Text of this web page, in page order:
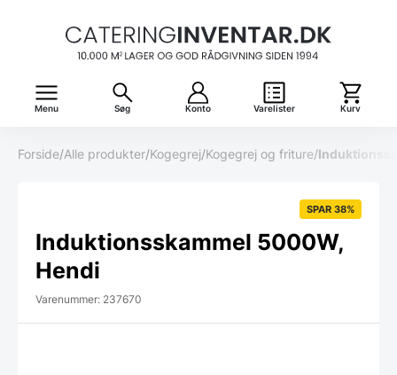
Menu Søg Konto Varelister Kurv
Forside/Alle produkter/Kogegrej/Kogegrej og friture/
SPAR 38%
Induktionsskammel 5000W,
Hendi
Varenummer: 237670